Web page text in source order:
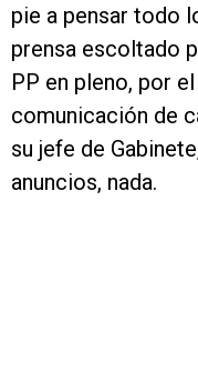
pie a pensar todo
prensa escoltado
PP en pleno, por
comunicación de
su jefe de
anuncios, nada.